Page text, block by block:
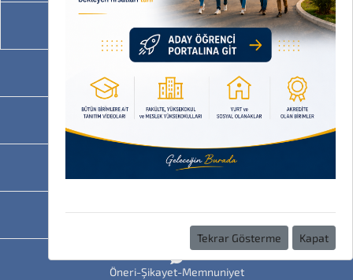
Programlarımız
OBS
HAVİS
Uzaktan Eğitim
Öneri-Şikayet-Memnuniyet
Tekrar Gösterme Kapat